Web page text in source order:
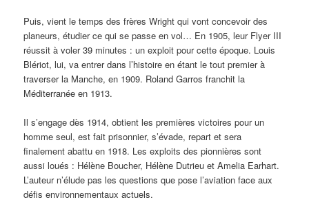
Puis, vient le temps des frères Wright qui vont concevoir des
planeurs, étudier ce qui se passe en vol… En 1905, leur Flyer III
réussit à voler 39 minutes : un exploit pour cette époque. Louis
Blériot, lui, va entrer dans l’histoire en étant le tout premier à
traverser la Manche, en 1909. Roland Garros franchit la
Méditerranée en 1913.
Il s’engage dès 1914, obtient les premières victoires pour un
homme seul, est fait prisonnier, s’évade, repart et sera
finalement abattu en 1918. Les exploits des pionnières sont
aussi loués : Hélène Boucher, Hélène Dutrieu et Amelia Earhart.
L’auteur n’élude pas les questions que pose l’aviation face aux
défis environnementaux actuels.